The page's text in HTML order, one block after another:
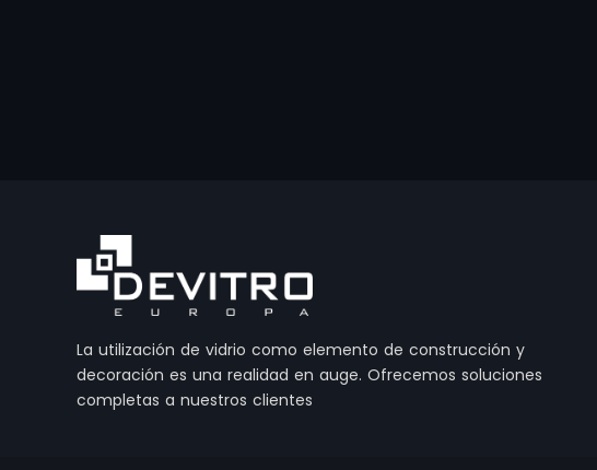
La utilización de vidrio como elemento de construcción y
decoración es una realidad en auge. Ofrecemos soluciones
completas a nuestros clientes